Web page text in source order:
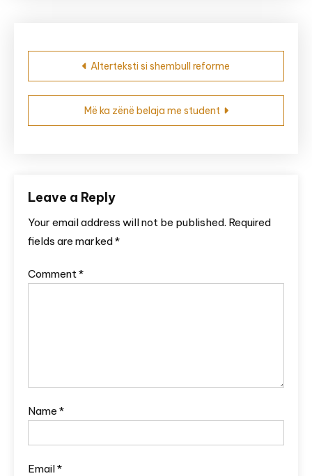
Post
navigation
Alterteksti si shembull reforme
Më ka zënë belaja me student
Leave a Reply
Your email address will not be published. Required
fields are marked*
Comment*
Name *
Email*